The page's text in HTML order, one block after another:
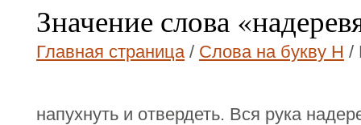
Значение слова
Главная страница/ Слова на букву Н /
напухнуть и отвердеть. Вся рука